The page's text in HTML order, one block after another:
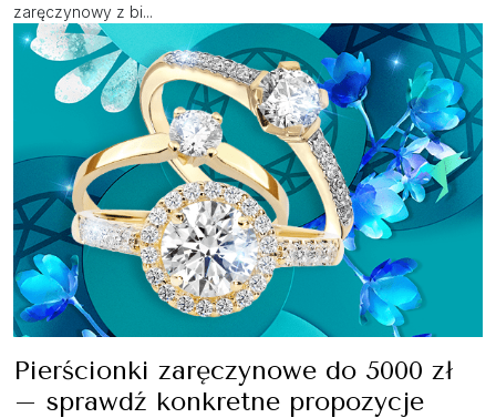
zaręczynowy z bi...
Pierścionki zaręczynowe do 5000 zł
– sprawdź konkretne propozycje